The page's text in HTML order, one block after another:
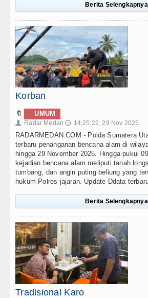
Berita Selengkapnya
Korban
🔖 UMUM
👤 Radar Medan 🕔 14:25:22, 29 Nov 2025
RADARMEDAN.COM - Polda Sumatera
terbaru penanganan bencana alam di
hingga 29 November 2025. Hingga pukul
kejadian bencana alam meliputi tanah
tumbang, dan angin puting beliung yang
hukum Polres jajaran. Update Ddata
Berita Selengkapnya
Tradisional Karo